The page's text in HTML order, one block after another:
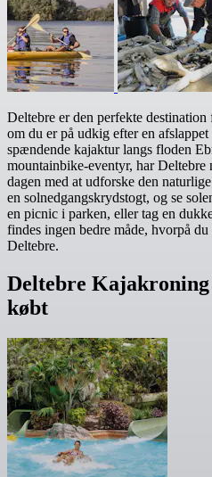
Deltebre er den perfekte
om du er på udkig efter en afslappet
spændende kajaktur langs floden
mountainbike-eventyr, har
dagen med at udforske den
en solnedgangskrydstogt, og se
en picnic i parken, eller tag en
findes ingen bedre måde, hvorpå
Deltebre.
Deltebre Kajakroning
købt